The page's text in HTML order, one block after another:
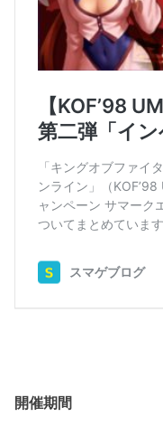
開催期間